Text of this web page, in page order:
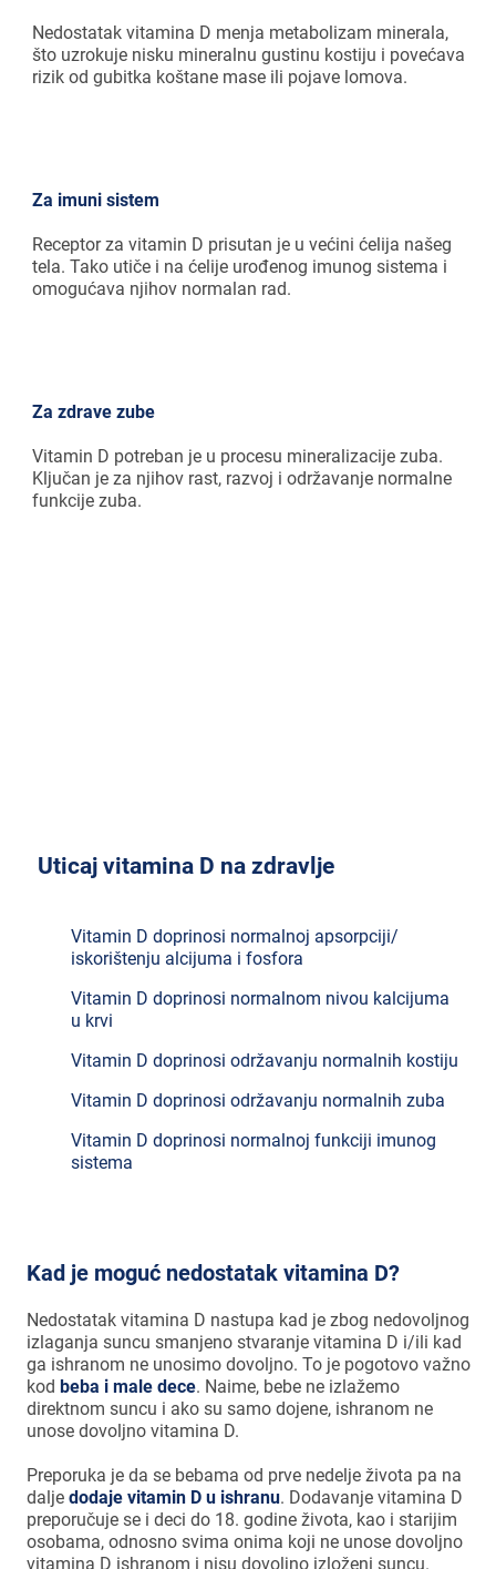
Nedostatak vitamina D menja metabolizam minerala,
što uzrokuje nisku mineralnu gustinu kostiju i povećava
rizik od gubitka koštane mase ili pojave lomova.
Za imuni sistem
Receptor za vitamin D prisutan je u većini ćelija našeg
tela. Tako utiče i na ćelije urođenog imunog sistema i
omogućava njihov normalan rad.
Za zdrave zube
Vitamin D potreban je u procesu mineralizacije zuba.
Ključan je za njihov rast, razvoj i održavanje normalne
funkcije zuba.
Uticaj vitamina D na zdravlje
Vitamin D doprinosi normalnoj apsorpciji/
iskorištenju alcijuma i fosfora
Vitamin D doprinosi normalnom nivou kalcijuma
u krvi
Vitamin D doprinosi održavanju normalnih kostiju
Vitamin D doprinosi održavanju normalnih zuba
Vitamin D doprinosi normalnoj funkciji imunog
sistema
Kad je moguć nedostatak vitamina D?
Nedostatak vitamina D nastupa kad je zbog nedovoljnog
izlaganja suncu smanjeno stvaranje vitamina D i/ili kad
ga ishranom ne unosimo dovoljno. To je pogotovo važno
kod beba i male dece. Naime, bebe ne izlažemo
direktnom suncu i ako su samo dojene, ishranom ne
unose dovoljno vitamina D.
Preporuka je da se bebama od prve nedelje života pa na
dalje dodaje vitamin D u ishranu. Dodavanje vitamina D
preporučuje se i deci do 18. godine života, kao i starijim
osobama, odnosno svima onima koji ne unose dovoljno
vitamina D ishranom i nisu dovoljno izloženi suncu.